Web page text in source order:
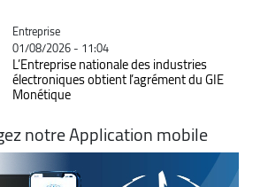
Catégorie
Entreprise
01/08/2026 - 11:04
L’Entreprise nationale des industries
électroniques obtient l’agrément du GIE
Monétique
notre Application mobile